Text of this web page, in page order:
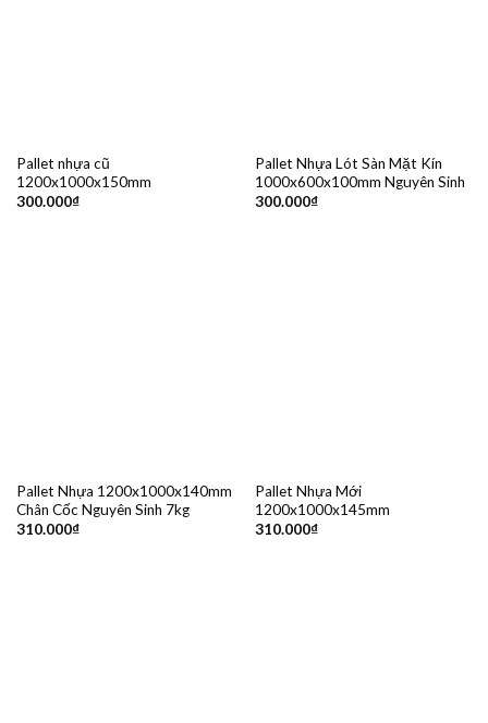
Pallet nhựa cũ
1200x1000x150mm
300.000₫
Pallet Nhựa Lót Sàn Mặt Kín
1000x600x100mm Nguyên Sinh
300.000₫
Pallet Nhựa 1200x1000x140mm
Chân Cốc Nguyên Sinh 7kg
310.000₫
Pallet Nhựa Mới
1200x1000x145mm
310.000₫